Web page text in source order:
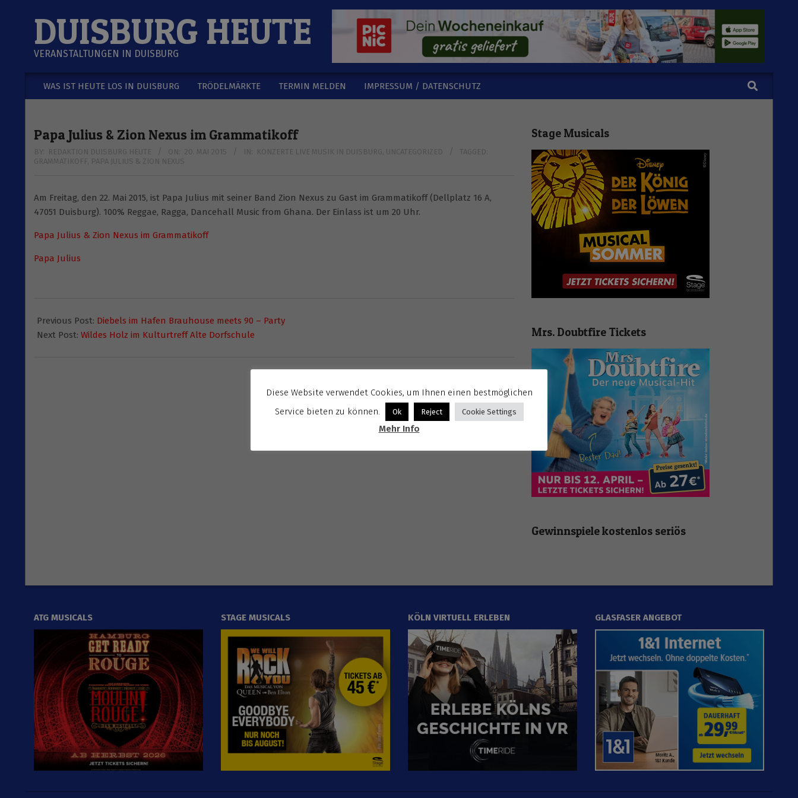
DUISBURG HEUTE
VERANSTALTUNGEN IN DUISBURG
Secondary
WAS IST HEUTE LOS IN DUISBURG TRÖDELMÄRKTE TERMIN MELDEN IMPRESSUM / DATENSCHUTZ Search
Papa Julius & Zion Nexus im Grammatikoff
BY: REDAKTION DUISBURG HEUTE ON: 20. MAI 2015 IN: KONZERTE LIVE MUSIK IN DUISBURG UNCATEGORIZED
TAGGED:
GRAMMATIKOFF
PAPA JULIUS & ZION NEXUS
Am Freitag, den 22. Mai 2015, ist Papa Julius mit seiner Band Zion Nexus zu Gast im Grammatikoff (Dellplatz 16 A,
47051 Duisburg). 100% Reggae, Ragga, Dancehall Music from Ghana. Der Einlass ist um 20 Uhr.
Papa Julius & Zion Nexus im Grammatikoff
Papa Julius
05-
20
Previous Post: Diebels im Hafen Brauhouse meets 90 – Party
Next Post: Wildes Holz im Kulturtreff Alte Dorfschule
Stage Musicals
Mrs. Doubtfire Tickets
Gewinnspiele kostenlos seriös
ATG MUSICALS STAGE MUSICALS KÖLN VIRTUELL ERLEBEN GLASFASER ANGEBOT
Diese Website verwendet Cookies, um Ihnen einen bestmöglichen
Service bieten zu können.
Ok Reject Cookie Settings
Mehr Info